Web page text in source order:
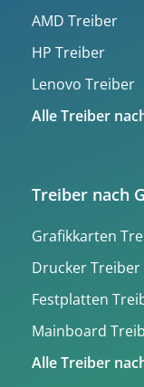
AMD Treiber
HP Treiber
Lenovo Treiber
Alle Treiber
Treiber nach
Grafikkarten
Drucker Treiber
Festplatten
Mainboard
Alle Treiber